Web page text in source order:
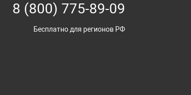
8 (800) 775-89-09
Бесплатно для регионов РФ